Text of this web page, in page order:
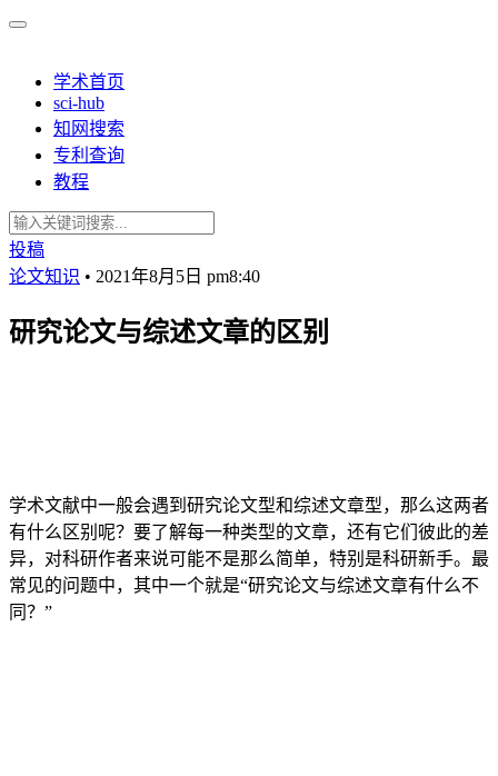
学术首页
sci-hub
知网搜索
专利查询
教程
投稿
论文知识 • 2021年8月5日 pm8:40
研究论文与综述文章的区别
学术文献中一般会遇到研究论文型和综述文章型，那么这两者
有什么区别呢？要了解每一种类型的文章，还有它们彼此的差
异，对科研作者来说可能不是那么简单，特别是科研新手。最
常见的问题中，其中一个就是“研究论文与综述文章有什么不
同？”